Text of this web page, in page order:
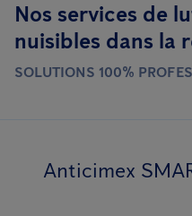
Nos services de
nuisibles dans la
SOLUTIONS 100%
Anticimex